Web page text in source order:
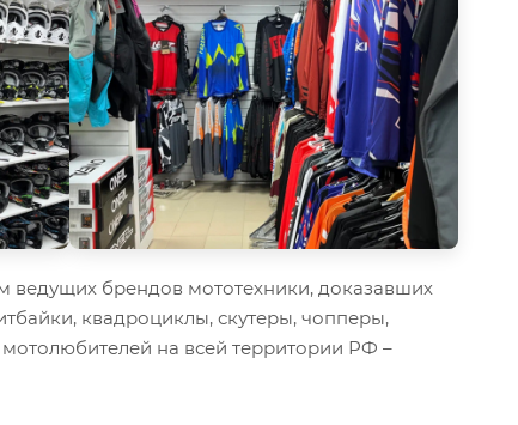
брендов мототехники, доказавших
квадроциклы, скутеры, чопперы,
на всей территории РФ –